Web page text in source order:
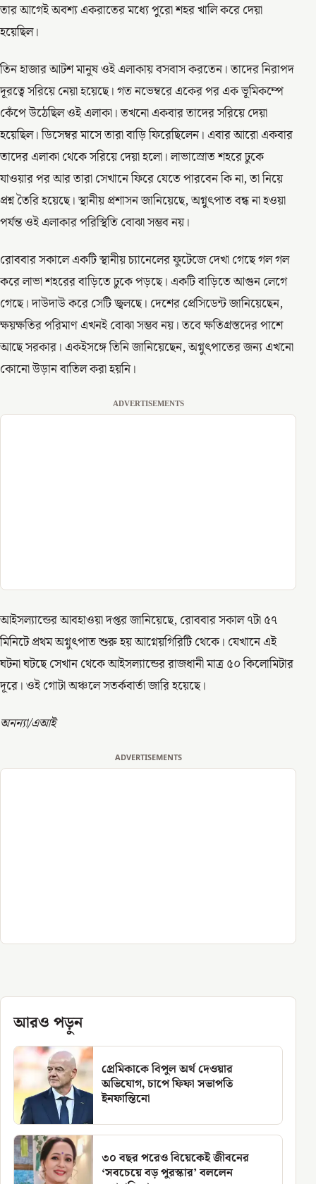
তার আগেই অবশ্য একরাতের মধ্যে পুরো শহর খালি করে দেয়া
হয়েছিল।
তিন হাজার আটশ মানুষ ওই এলাকায় বসবাস করতেন। তাদের নিরাপদ
দূরত্বে সরিয়ে নেয়া হয়েছে। গত নভেম্বরে একের পর এক ভূমিকম্পে
কেঁপে উঠেছিল ওই এলাকা। তখনো একবার তাদের সরিয়ে দেয়া
হয়েছিল। ডিসেম্বর মাসে তারা বাড়ি ফিরেছিলেন। এবার আরো একবার
তাদের এলাকা থেকে সরিয়ে দেয়া হলো। লাভাস্রোত শহরে ঢুকে
যাওয়ার পর আর তারা সেখানে ফিরে যেতে পারবেন কি না, তা নিয়ে
প্রশ্ন তৈরি হয়েছে। স্থানীয় প্রশাসন জানিয়েছে, অগ্নুৎপাত বন্ধ না হওয়া
পর্যন্ত ওই এলাকার পরিস্থিতি বোঝা সম্ভব নয়।
রোববার সকালে একটি স্থানীয় চ্যানেলের ফুটেজে দেখা গেছে গল গল
করে লাভা শহরের বাড়িতে ঢুকে পড়ছে। একটি বাড়িতে আগুন লেগে
গেছে। দাউদাউ করে সেটি জ্বলছে। দেশের প্রেসিডেন্ট জানিয়েছেন,
ক্ষয়ক্ষতির পরিমাণ এখনই বোঝা সম্ভব নয়। তবে ক্ষতিগ্রস্তদের পাশে
আছে সরকার। একইসঙ্গে তিনি জানিয়েছেন, অগ্নুৎপাতের জন্য এখনো
কোনো উড়ান বাতিল করা হয়নি।
ADVERTISEMENTS
আইসল্যান্ডের আবহাওয়া দপ্তর জানিয়েছে, রোববার সকাল ৭টা ৫৭
মিনিটে প্রথম অগ্নুৎপাত শুরু হয় আগ্নেয়গিরিটি থেকে। যেখানে এই
ঘটনা ঘটছে সেখান থেকে আইসল্যান্ডের রাজধানী মাত্র ৫০ কিলোমিটার
দূরে। ওই গোটা অঞ্চলে সতর্কবার্তা জারি হয়েছে।
অনন্যা/এআই
ADVERTISEMENTS
আরও পড়ুন
প্রেমিকাকে বিপুল অর্থ দেওয়ার
অভিযোগ, চাপে ফিফা সভাপতি
ইনফান্তিনো
৩০ বছর পরেও বিয়েকেই জীবনের
‘সবচেয়ে বড় পুরস্কার’ বললেন